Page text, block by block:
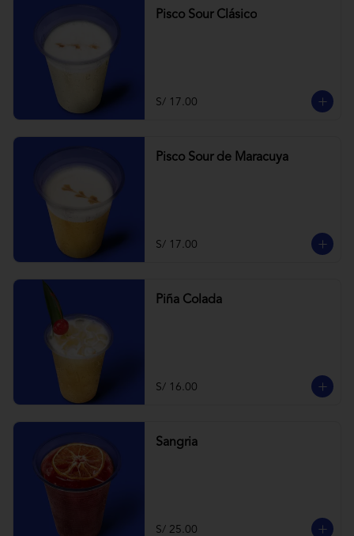
Pisco Sour Clásico
S/ 17.00
Pisco Sour de Maracuya
S/ 17.00
Piña Colada
S/ 16.00
Sangria
S/ 25.00